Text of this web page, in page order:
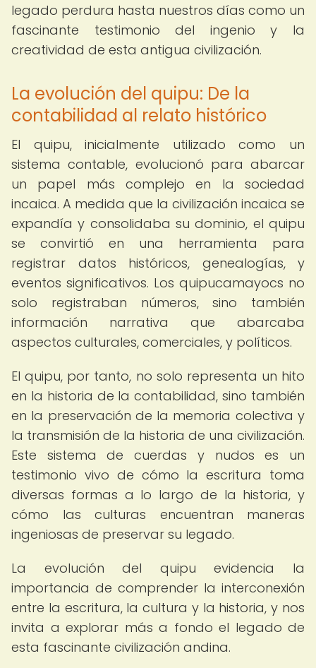
legado perdura hasta nuestros días como un
fascinante testimonio del ingenio y la
creatividad de esta antigua civilización.
La evolución del quipu: De la
contabilidad al relato histórico
El quipu, inicialmente utilizado como un
sistema contable, evolucionó para abarcar
un papel más complejo en la sociedad
incaica. A medida que la civilización incaica se
expandía y consolidaba su dominio, el quipu
se convirtió en una herramienta para
registrar datos históricos, genealogías, y
eventos significativos. Los quipucamayocs no
solo registraban números, sino también
información narrativa que abarcaba
aspectos culturales, comerciales, y políticos.
El quipu, por tanto, no solo representa un hito
en la historia de la contabilidad, sino también
en la preservación de la memoria colectiva y
la transmisión de la historia de una civilización.
Este sistema de cuerdas y nudos es un
testimonio vivo de cómo la escritura toma
diversas formas a lo largo de la historia, y
cómo las culturas encuentran maneras
ingeniosas de preservar su legado.
La evolución del quipu evidencia la
importancia de comprender la interconexión
entre la escritura, la cultura y la historia, y nos
invita a explorar más a fondo el legado de
esta fascinante civilización andina.